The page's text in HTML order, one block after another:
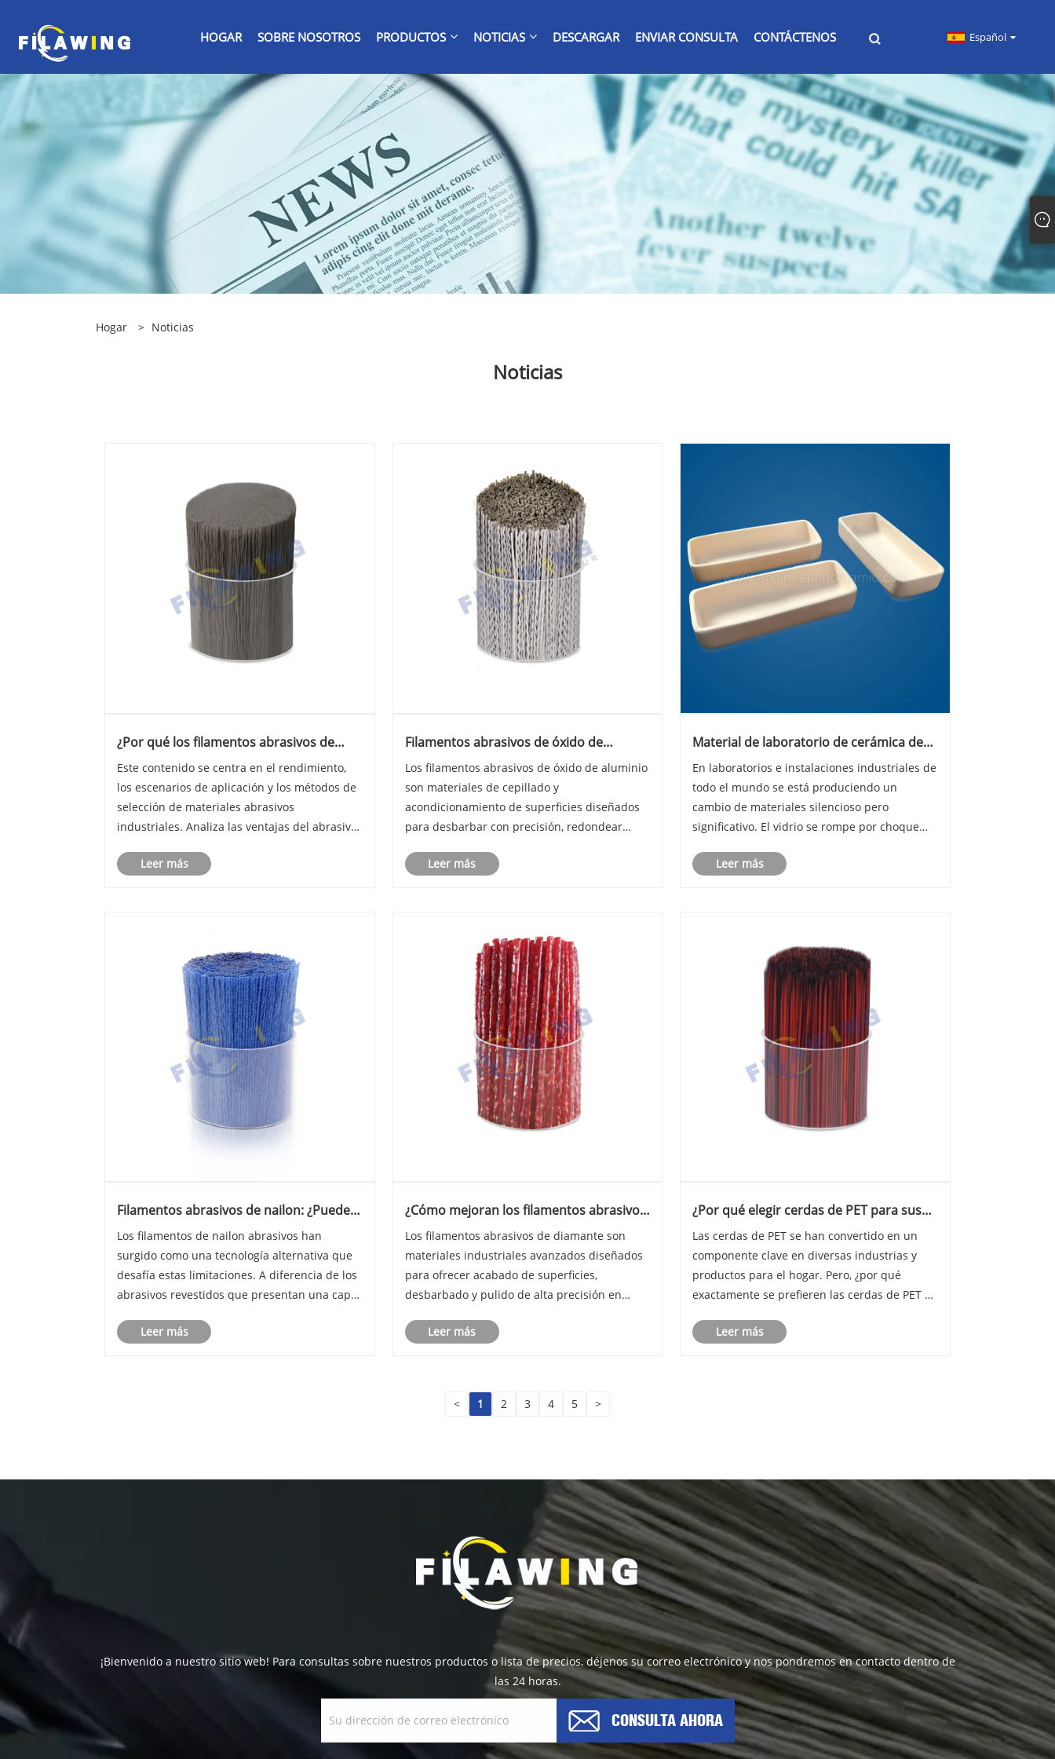
HOGAR SOBRE NOSOTROS PRODUCTOS NOTICIAS DESCARGAR ENVIAR CONSULTA CONTÁCTENOS Español
Hogar > Noticias
Noticias
¿Por qué los filamentos abrasivos de
acabado de superficies industriales
moderno?
Este contenido se centra en el rendimiento,
los escenarios de aplicación y los métodos de
selección de materiales abrasivos
industriales. Analiza las ventajas del abrasivo
desbarbado y pulido, clasifica las industrias
Leer más
Filamentos abrasivos de óxido de
aplicaciones industriales y criterios de
selección
Los filamentos abrasivos de óxido de aluminio
son materiales de cepillado y
acondicionamiento de superficies diseñados
para desbarbar con precisión, redondear
industrias metalúrgica, automotriz,
Leer más
Material de laboratorio de cerámica de
ingeniería de alta pureza superar
realmente a los metales en entornos
corrosivos y de alta temperatura?
En laboratorios e instalaciones industriales de
todo el mundo se está produciendo un
cambio de materiales silencioso pero
significativo. El vidrio se rompe por choque
ambientes ácidos. Los plásticos se ablandan a
Leer más
Filamentos abrasivos de nailon: ¿Pueden
reemplazar a los abrasivos tradicionales
en el acabado de madera y pisos?
Los filamentos de nailon abrasivos han
surgido como una tecnología alternativa que
desafía estas limitaciones. A diferencia de los
abrasivos revestidos que presentan una capa
los filamentos de nailon abrasivos incrustan
Leer más
¿Cómo mejoran los filamentos abrasivos
precisión?
Los filamentos abrasivos de diamante son
materiales industriales avanzados diseñados
para ofrecer acabado de superficies,
desbarbado y pulido de alta precisión en
filamentos incorporan partículas
Leer más
¿Por qué elegir cerdas de PET para sus
​Las cerdas de PET se han convertido en un
componente clave en diversas industrias y
productos para el hogar. Pero, ¿por qué
exactamente se prefieren las cerdas de PET a
Limited, llevamos años produciendo cerdas de
Leer más
< 1 2 3 4 5 >
¡Bienvenido a nuestro sitio web! Para consultas sobre nuestros productos o lista de precios, déjenos su correo electrónico y nos pondremos en contacto dentro de
las 24 horas.
CONSULTA AHORA